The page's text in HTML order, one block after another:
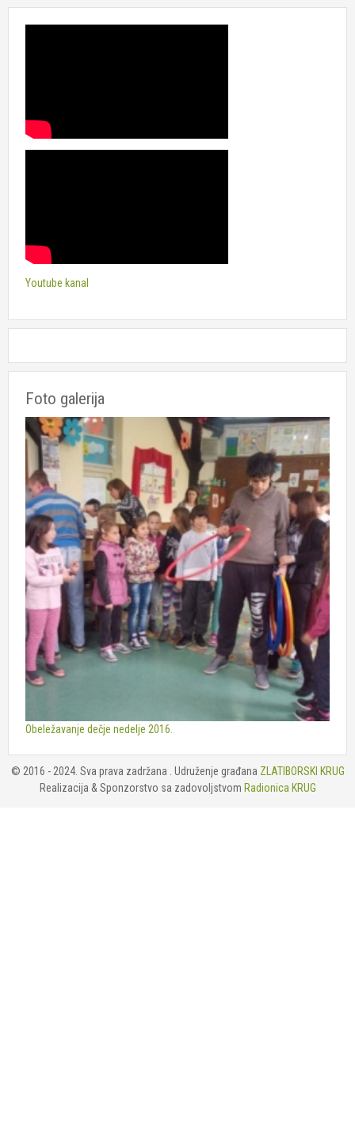
Youtube kanal
Foto galerija
Obeležavanje dečje nedelje 2016.
© 2016 - 2024. Sva prava zadržana . Udruženje građana ZLATIBORSKI KRUG
Realizacija & Sponzorstvo sa zadovoljstvom Radionica KRUG